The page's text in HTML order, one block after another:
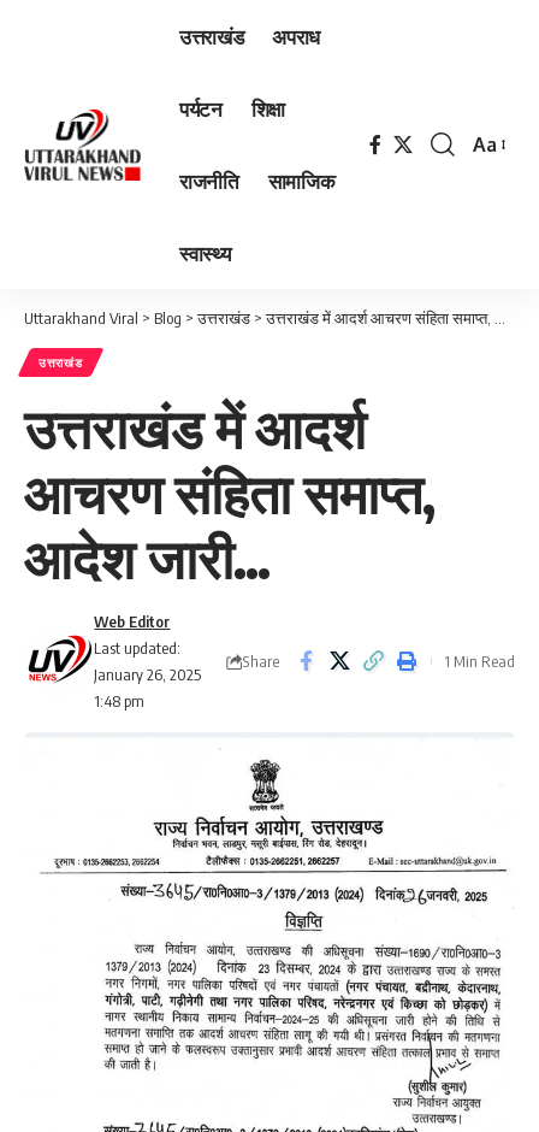
उत्तराखंड अपराध
पर्यटन शिक्षा
राजनीति सामाजिक
स्वास्थ्य
Font
Aa
Uttarakhand Viral > Blog >उत्तराखंड >उत्तराखंड में आदर्श आचरण संहिता समाप्त, आदेश जारी…
उत्तराखंड
उत्तराखंड में आदर्श
आचरण संहिता समाप्त,
आदेश जारी…
Last updated:
January 26, 2025
1:48 pm
Web Editor
Share 1 Min Read